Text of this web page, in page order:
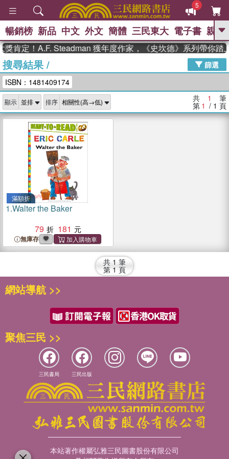
5
GO
高希均教授回憶錄
、 The Odyssey 、 父親節 、 如果歷
獎 臺灣漫遊錄 、 方念華 、 台灣的李
登輝時代
數學女孩：黎曼猜想 、
偉大的迷走神經
暢銷榜 新品 中文 外文 簡體 三民東大 電子書 親子
肯定！A.F. Steadman 獲年度作家，《史坎德》系列帶你踏
搜尋結果/
篩選
ISBN：1481409174
顯示 排序 共 1 筆
第 1 / 1 頁
滿額折
1.Walter the Baker
79
181
無庫存
共 1 筆
第 1 頁
網站導航 >>
聚焦三民 >>
三民書局 三民出版
本站著作權屬弘雅三民圖書股份有限公司